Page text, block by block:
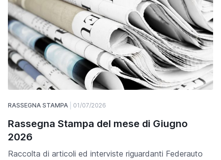
RASSEGNA STAMPA 01/07/2026
Rassegna Stampa del mese di Giugno
2026
Raccolta di articoli ed interviste riguardanti Federauto